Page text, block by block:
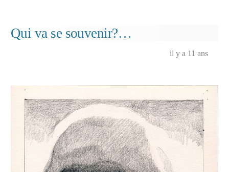
Qui va se souvenir?…
il y a 11 ans